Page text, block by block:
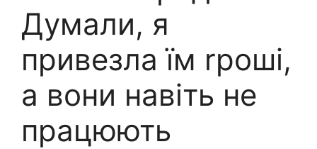
Думали, я
привезла їм rроші,
а вони навіть не
працюють